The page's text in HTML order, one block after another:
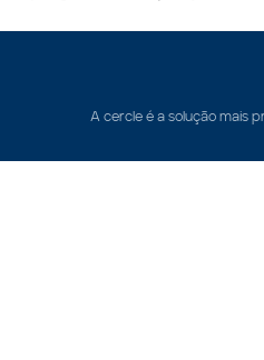
A cercle é a solução mais